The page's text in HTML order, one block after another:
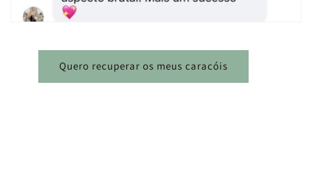
Quero recuperar os meus caracóis